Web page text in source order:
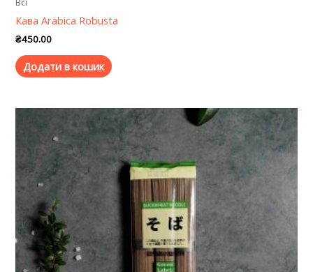
Кава Arabica Robusta
₴450.00
Додати в кошик